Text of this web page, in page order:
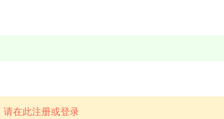
请在此注册或登录